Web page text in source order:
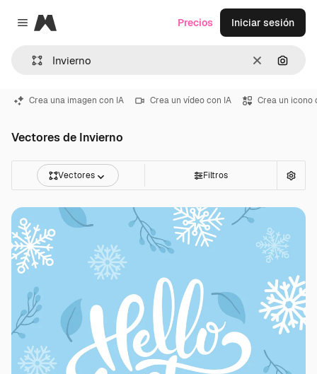
Close menu
Magnific
Borrar
Precios Iniciar sesión
Crea una imagen con IA Crea un vídeo con IA Crea un icono
Vectores de Invierno
Vectores Filtros